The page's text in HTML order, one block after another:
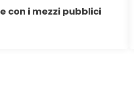
con i mezzi pubblici